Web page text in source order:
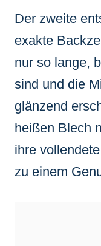
Der zweite
exakte
nur so lange,
sind und die
glänzend
heißen Blech
ihre
zu einem